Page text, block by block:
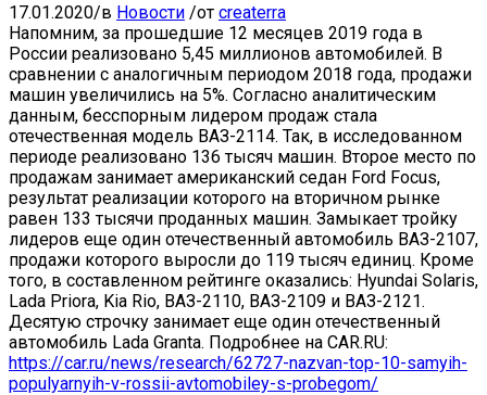
17.01.2020/в Новости /от createrra
Напомним, за прошедшие 12 месяцев 2019 года в
России реализовано 5,45 миллионов автомобилей. В
сравнении с аналогичным периодом 2018 года, продажи
машин увеличились на 5%. Согласно аналитическим
данным, бесспорным лидером продаж стала
отечественная модель ВАЗ-2114. Так, в исследованном
периоде реализовано 136 тысяч машин. Второе место по
продажам занимает американский седан Ford Focus,
результат реализации которого на вторичном рынке
равен 133 тысячи проданных машин. Замыкает тройку
лидеров еще один отечественный автомобиль ВАЗ-2107,
продажи которого выросли до 119 тысяч единиц. Кроме
того, в составленном рейтинге оказались: Hyundai Solaris,
Lada Priora, Kia Rio, ВАЗ-2110, ВАЗ-2109 и ВАЗ-2121.
Десятую строчку занимает еще один отечественный
автомобиль Lada Granta. Подробнее на CAR.RU:
https://car.ru/news/research/62727-nazvan-top-10-samyih-
populyarnyih-v-rossii-avtomobiley-s-probegom/